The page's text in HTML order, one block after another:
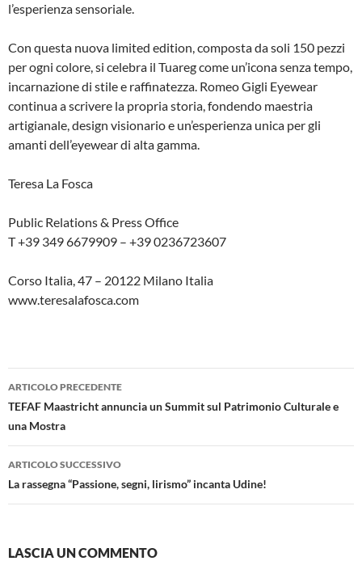
l’esperienza sensoriale.
Con questa nuova limited edition, composta da soli 150 pezzi
per ogni colore, si celebra il Tuareg come un’icona senza tempo,
incarnazione di stile e raffinatezza. Romeo Gigli Eyewear
continua a scrivere la propria storia, fondendo maestria
artigianale, design visionario e un’esperienza unica per gli
amanti dell’eyewear di alta gamma.
Teresa La Fosca
Public Relations & Press Office
T +39 349 6679909 – +39 0236723607
Corso Italia, 47 – 20122 Milano Italia
www.teresalafosca.com
Navigazione
articolo
ARTICOLO PRECEDENTE
TEFAF Maastricht annuncia un Summit sul Patrimonio Culturale e
una Mostra
ARTICOLO SUCCESSIVO
La rassegna “Passione, segni, lirismo” incanta Udine!
LASCIA UN COMMENTO